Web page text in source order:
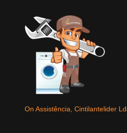
On Assistência, Cintilantelider